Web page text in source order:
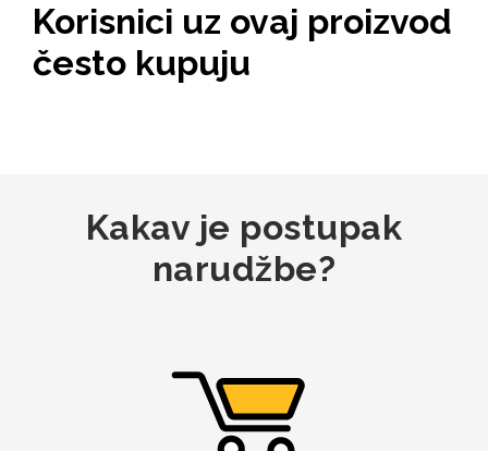
Korisnici uz ovaj proizvod
često kupuju
Kakav je postupak
narudžbe?